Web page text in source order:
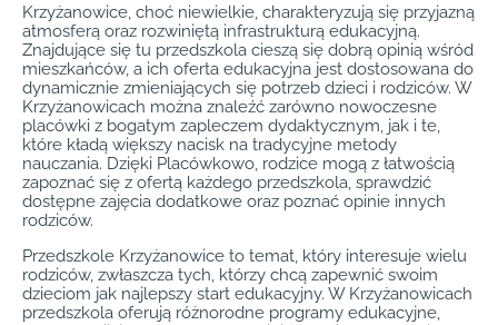
Krzyżanowice, choć niewielkie, charakteryzują się przyjazną
atmosferą oraz rozwiniętą infrastrukturą edukacyjną.
Znajdujące się tu przedszkola cieszą się dobrą opinią wśród
mieszkańców, a ich oferta edukacyjna jest dostosowana do
dynamicznie zmieniających się potrzeb dzieci i rodziców. W
Krzyżanowicach można znaleźć zarówno nowoczesne
placówki z bogatym zapleczem dydaktycznym, jak i te,
które kładą większy nacisk na tradycyjne metody
nauczania. Dzięki Placówkowo, rodzice mogą z łatwością
zapoznać się z ofertą każdego przedszkola, sprawdzić
dostępne zajęcia dodatkowe oraz poznać opinie innych
rodziców.
Przedszkole Krzyżanowice to temat, który interesuje wielu
rodziców, zwłaszcza tych, którzy chcą zapewnić swoim
dzieciom jak najlepszy start edukacyjny. W Krzyżanowicach
przedszkola oferują różnorodne programy edukacyjne,